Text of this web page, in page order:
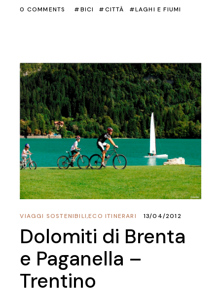
0 COMMENTS BICI CITTÀ LAGHI E FIUMI
ECO ITINERARI
,
VIAGGI SOSTENIBILI 13/04/2012
Dolomiti di Brenta
e Paganella –
Trentino